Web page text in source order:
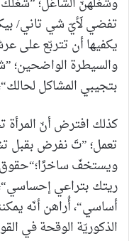
تفضي لَأيّ شي تاني/
يكفيها أن تتربّع على
والسيطرة الواضحين؛
بتجيبي المشاكل
كذلك افترض أنّ المرأة
تعمل؛ ”تَ نفرض بقبل
ويستخفّ
ريتك بتراعي
أساسي“، أُراهن أنّه
الذكوريّة الوقحة في